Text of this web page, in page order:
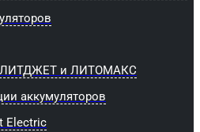
ЛИТДЖЕТ и ЛИТОМАКС
аккумуляторов
Electric